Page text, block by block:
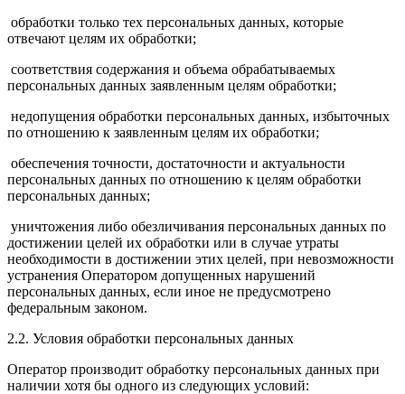
обработки только тех персональных данных, которые
отвечают целям их обработки;
соответствия содержания и объема обрабатываемых
персональных данных заявленным целям обработки;
недопущения обработки персональных данных, избыточных
по отношению к заявленным целям их обработки;
обеспечения точности, достаточности и актуальности
персональных данных по отношению к целям обработки
персональных данных;
уничтожения либо обезличивания персональных данных по
достижении целей их обработки или в случае утраты
необходимости в достижении этих целей, при невозможности
устранения Оператором допущенных нарушений
персональных данных, если иное не предусмотрено
федеральным законом.
2.2. Условия обработки персональных данных
Оператор производит обработку персональных данных при
наличии хотя бы одного из следующих условий: